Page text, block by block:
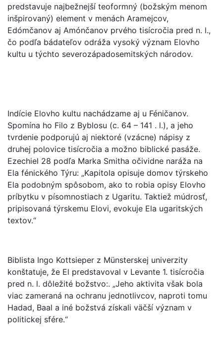
predstavuje najbežnejší teoformný (božským menom
inšpirovaný) element v menách Aramejcov,
Edómčanov aj Amónčanov prvého tisícročia pred n. l.,
čo podľa bádateľov odráža vysoký význam Elovho
kultu u týchto severozápadosemitských národov.
Indície Elovho kultu nachádzame aj u Féničanov.
Spomína ho Filo z Byblosu (c. 64 – 141 . l.), a jeho
tvrdenie podporujú aj niektoré (vzácne) nápisy z
druhej polovice tisícročia a možno biblické pasáže.
Ezechiel 28 podľa Marka Smitha očividne naráža na
Ela fénického Týru: „Kapitola opisuje domov týrskeho
Ela podobným spôsobom, ako to robia opisy Elovho
príbytku v písomnostiach z Ugaritu. Taktiež múdrosť,
pripisovaná týrskemu Elovi, evokuje Ela ugaritských
textov.“
Biblista Ingo Kottsieper z Münsterskej univerzity
konštatuje, že El predstavoval v Levante 1. tisícročia
pred n. l. dôležité božstvo:. „Jeho aktivita však bola
viac zameraná na ochranu jednotlivcov, naproti tomu
Hadad, Baal a iné božstvá získali väčší význam v
politickej sfére.“